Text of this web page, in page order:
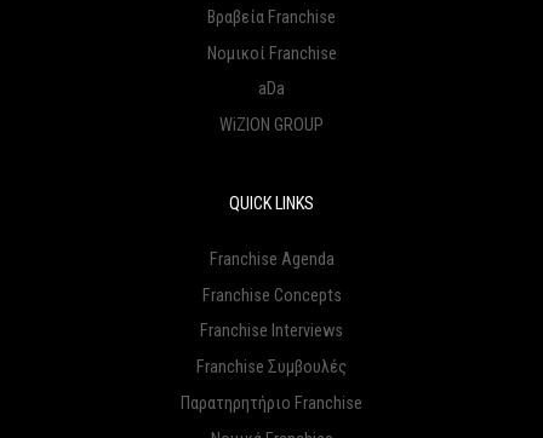
Βραβεία Franchise
Νομικοί Franchise
aDa
WiZION GROUP
QUICK LINKS
Franchise Agenda
Franchise Concepts
Franchise Interviews
Franchise Συμβουλές
Παρατηρητήριο Franchise